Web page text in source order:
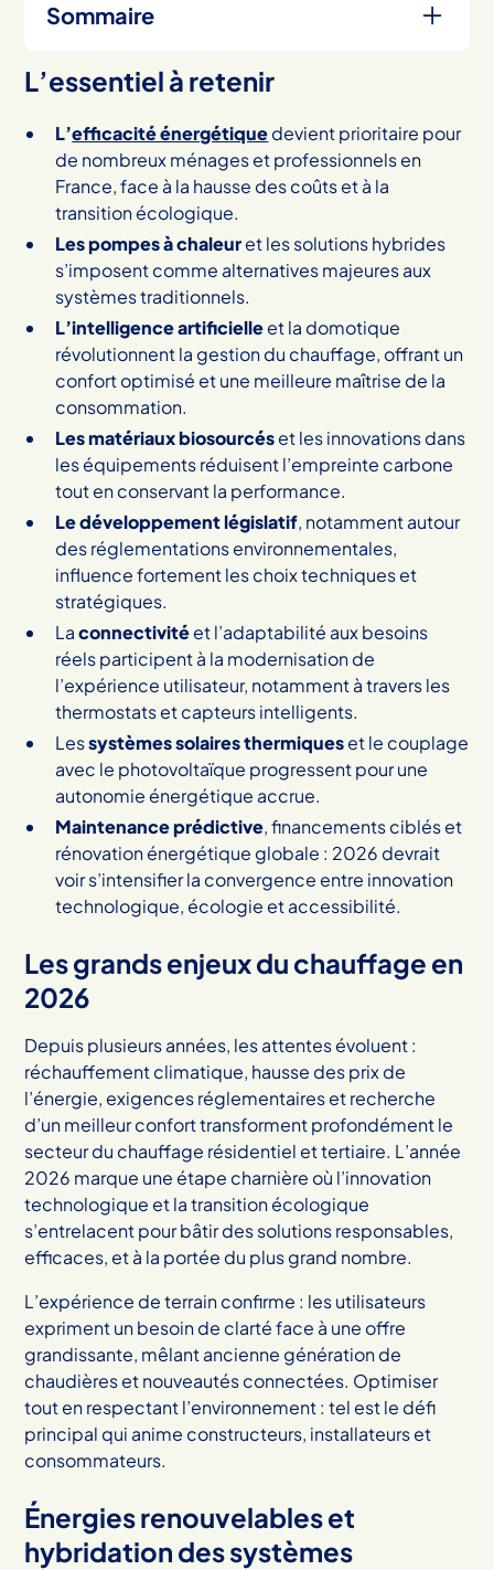
Sommaire
Heading 2
L’essentiel à retenir
L’efficacité énergétiquedevient prioritaire pour
de nombreux ménages et professionnels en
France, face à la hausse des coûts et à la
transition écologique.
Les pompes à chaleuret les solutions hybrides
s’imposent comme alternatives majeures aux
systèmes traditionnels.
L’intelligence artificielleet la domotique
révolutionnent la gestion du chauffage, offrant un
confort optimisé et une meilleure maîtrise de la
consommation.
Les matériaux biosourcéset les innovations dans
les équipements réduisent l’empreinte carbone
tout en conservant la performance.
Le développement législatif, notamment autour
des réglementations environnementales,
influence fortement les choix techniques et
stratégiques.
Laconnectivitéet l’adaptabilité aux besoins
réels participent à la modernisation de
l’expérience utilisateur, notamment à travers les
thermostats et capteurs intelligents.
Lessystèmes solaires thermiqueset le couplage
avec le photovoltaïque progressent pour une
autonomie énergétique accrue.
Maintenance prédictive, financements ciblés et
rénovation énergétique globale : 2026 devrait
voir s’intensifier la convergence entre innovation
technologique, écologie et accessibilité.
Les grands enjeux du chauffage en
2026
Depuis plusieurs années, les attentes évoluent :
réchauffement climatique, hausse des prix de
l’énergie, exigences réglementaires et recherche
d’un meilleur confort transforment profondément le
secteur du chauffage résidentiel et tertiaire. L’année
2026 marque une étape charnière où l’innovation
technologique et la transition écologique
s’entrelacent pour bâtir des solutions responsables,
efficaces, et à la portée du plus grand nombre.
L’expérience de terrain confirme : les utilisateurs
expriment un besoin de clarté face à une offre
grandissante, mêlant ancienne génération de
chaudières et nouveautés connectées. Optimiser
tout en respectant l’environnement : tel est le défi
principal qui anime constructeurs, installateurs et
consommateurs.
Énergies renouvelables et
hybridation des systèmes